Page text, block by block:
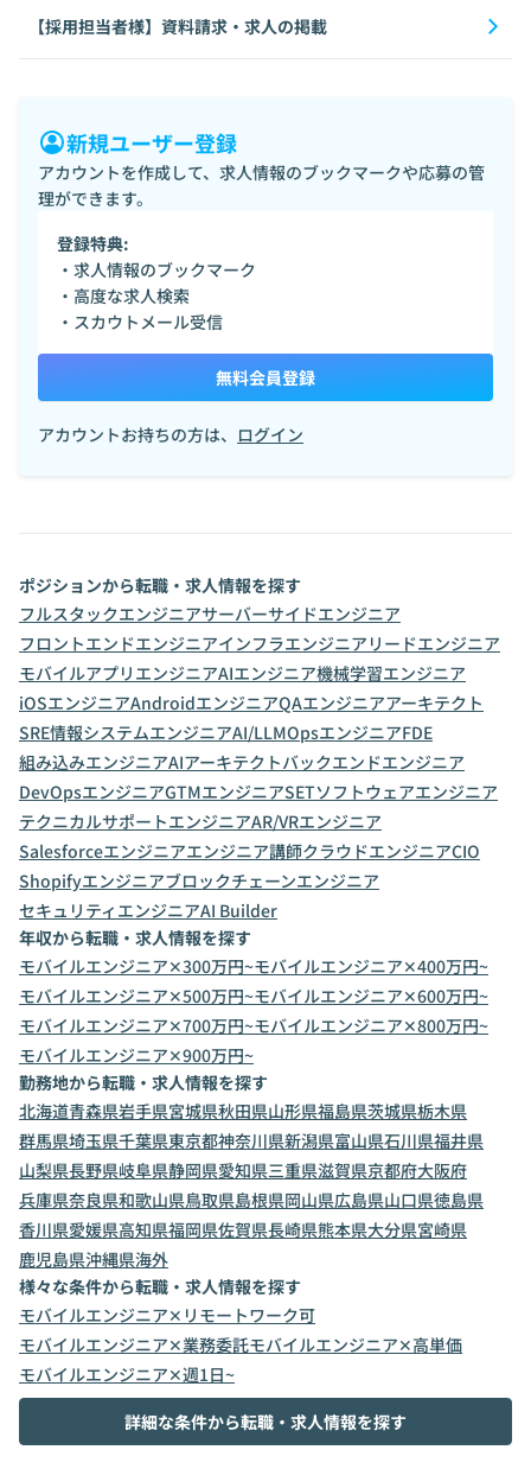
【採用担当者様】資料請求・求人の掲載
新規ユーザー登録
アカウントを作成して、求人情報のブックマークや応募の管
理ができます。
登録特典:
・求人情報のブックマーク
・高度な求人検索
・スカウトメール受信
無料会員登録
アカウントお持ちの方は、 ログイン
ポジションから転職・求人情報を探す
フルスタックエンジニアサーバーサイドエンジニア
フロントエンドエンジニアインフラエンジニア リードエンジニア
モバイルアプリエンジニアAIエンジニア機械学習エンジニア
iOSエンジニアAndroidエンジニアQAエンジニアアーキテクト
SRE情報システムエンジニアAI/LLMOpsエンジニアFDE
組み込みエンジニアAIアーキテクトバックエンドエンジニア
DevOpsエンジニアGTMエンジニアSETソフトウェアエンジニア
テクニカルサポートエンジニアAR/VRエンジニア
Salesforceエンジニアエンジニア講師クラウドエンジニアCIO
Shopifyエンジニアブロックチェーンエンジニア
セキュリティエンジニアAI Builder
年収から転職・求人情報を探す
モバイルエンジニア✕300万円~モバイルエンジニア✕400万円~
モバイルエンジニア✕500万円~モバイルエンジニア✕600万円~
モバイルエンジニア✕700万円~モバイルエンジニア✕800万円~
モバイルエンジニア✕900万円~
勤務地から転職・求人情報を探す
北海道青森県岩手県宮城県秋田県山形県福島県茨城県栃木県
群馬県埼玉県千葉県東京都神奈川県新潟県富山県石川県福井県
山梨県長野県岐阜県静岡県愛知県三重県滋賀県京都府大阪府
兵庫県奈良県和歌山県鳥取県島根県岡山県広島県山口県徳島県
香川県愛媛県高知県福岡県佐賀県長崎県熊本県大分県宮崎県
鹿児島県沖縄県海外
様々な条件から転職・求人情報を探す
モバイルエンジニア✕リモートワーク可
モバイルエンジニア✕業務委託モバイルエンジニア✕高単価
モバイルエンジニア✕週1日~
詳細な条件から転職・求人情報を探す